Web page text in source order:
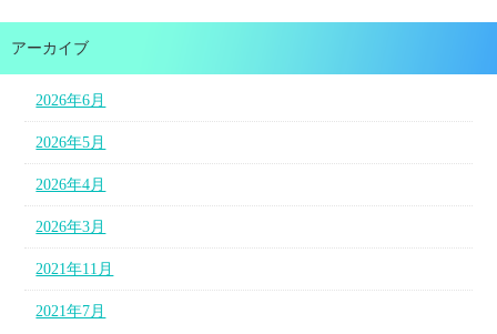
アーカイブ
2026年6月
2026年5月
2026年4月
2026年3月
2021年11月
2021年7月